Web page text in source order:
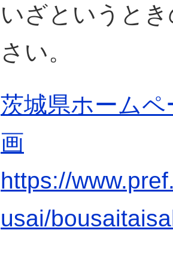
いざというと
さい。
茨城県ホーム
画
https://
usai/